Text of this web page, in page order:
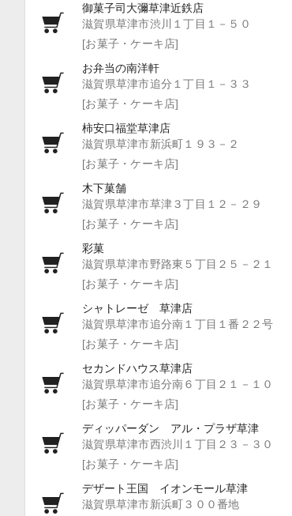
御菓子司大彌草津近鉄店
滋賀県草津市渋川１丁目１－５０
[お菓子・ケーキ店]
お弁当の南洋軒
滋賀県草津市追分１丁目１－３３
[お菓子・ケーキ店]
柿安口福堂草津店
滋賀県草津市新浜町１９３－２
[お菓子・ケーキ店]
木下菓舗
滋賀県草津市草津３丁目１２－２９
[お菓子・ケーキ店]
彩菓
滋賀県草津市野路東５丁目２５－２１
[お菓子・ケーキ店]
シャトレーゼ 草津店
滋賀県草津市追分南１丁目１番２２号
[お菓子・ケーキ店]
セカンドハウス草津店
滋賀県草津市追分南６丁目２１－１０
[お菓子・ケーキ店]
ディッパーダン アル・プラザ草津
滋賀県草津市西渋川１丁目２３－３０
[お菓子・ケーキ店]
デザート王国 イオンモール草津
滋賀県草津市新浜町３００番地